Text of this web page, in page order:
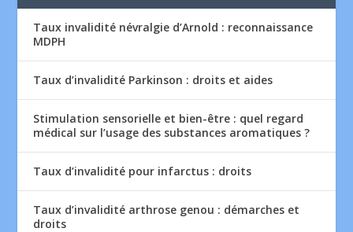
Taux invalidité névralgie d’Arnold : reconnaissance
MDPH
Taux d’invalidité Parkinson : droits et aides
Stimulation sensorielle et bien-être : quel regard
médical sur l’usage des substances aromatiques ?
Taux d’invalidité pour infarctus : droits
Taux d’invalidité arthrose genou : démarches et
droits